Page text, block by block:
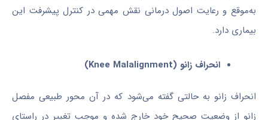
به‌موقع و رعایت اصول درمانی نقش مهمی در کنترل پیشرفت این
بیماری دارد.
انحراف زانو (Knee Malalignment)
انحراف زانو به حالتی گفته می‌شود که در آن محور طبیعی مفصل
زانو از وضعیت صحیح خود خارج شده و موجب تغییر در راستای